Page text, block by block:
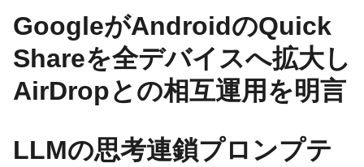
GoogleがAndroidのQuick
Shareを全デバイスへ拡大し
AirDropとの相互運用を明言
LLMの思考連鎖プロンプテ